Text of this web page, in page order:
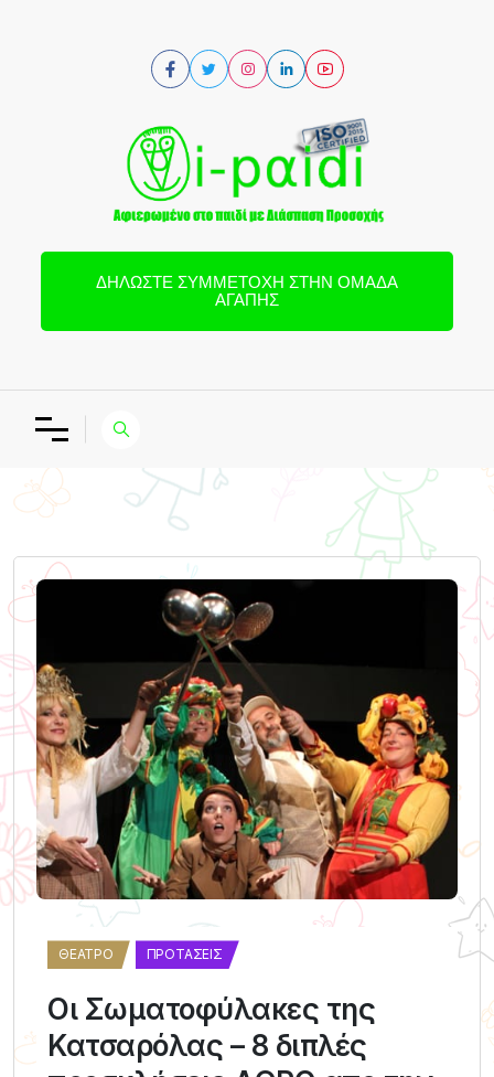
ΔΗΛΏΣΤΕ ΣΥΜΜΕΤΟΧΉ ΣΤΗΝ ΟΜΆΔΑ
ΑΓΆΠΗΣ
ΘΈΑΤΡΟ ΠΡΟΤΆΣΕΙΣ
Οι Σωματοφύλακες της
Κατσαρόλας – 8 διπλές